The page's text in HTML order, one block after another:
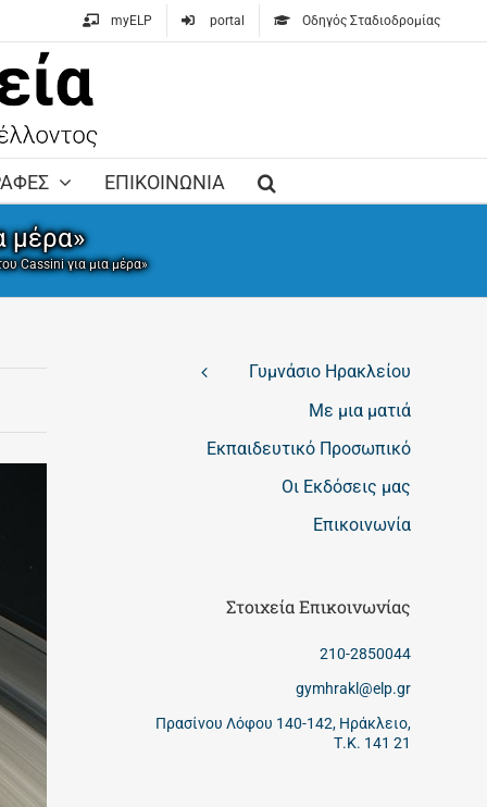
myELP portal Οδηγός Σταδιοδρομίας
ΕΠΙΚΟΙΝΩΝΙΑ
μέρα»
Cassini για μια μέρα»
Γυμνάσιο Ηρακλείου
Με μια ματιά
Εκπαιδευτικό Προσωπικό
Οι Εκδόσεις μας
Επικοινωνία
Στοιχεία Επικοινωνίας
210-2850044
gymhrakl@elp.gr
Πρασίνου Λόφου 140-142, Ηράκλειο,
Τ.Κ. 141 21